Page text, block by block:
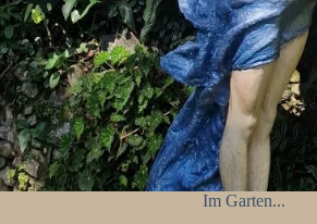
Im Garten...